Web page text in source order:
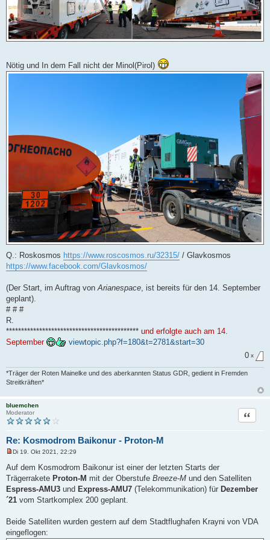
Nötig und In dem Fall nicht der Minol(Pirol)
Q.: Roskosmos https://www.roscosmos.ru/32315/ / Glavkosmos
https://www.facebook.com/Glavkosmos/
(Der Start, im Auftrag von Arianespace , ist bereits für den 14. September
geplant).
# # #
R.
******************************************** und erfolgte auch am 14.
September
viewtopic.php?f=180&t=2781&start=30
0 x
*Träger der Roten Mainelke und des aberkannten Status GDR, gedient in Fremden
Streitkräften*
bluemchen
Moderator
Re: Kosmodrom Baikonur - Proton-M
Zitat
n
g
e
l
e
s
e
r
B
Di 19. Okt 2021, 22:29
Auf dem Kosmodrom Baikonur ist einer der letzten Starts der
Trägerrakete Proton-M mit der Oberstufe Breeze-M und den Satelliten
Espress-AMU3 und Express-AMU7 (Telekommunikation) für Dezember
´21 vom Startkomplex 200 geplant.
Beide Satelliten wurden gestern auf dem Stadtflughafen Krayni von VDA
eingeflogen: